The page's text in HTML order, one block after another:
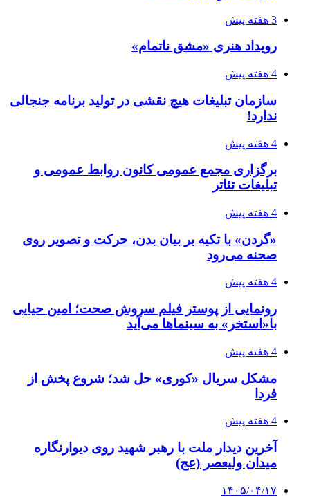
3 هفته پیش
رویداد هنری «مشق ناتمام»
4 هفته پیش
سازمان تبلیغات هیچ نقشی در تولید برنامه جنجالی
ندارد!
4 هفته پیش
برگزاری مجمع عمومی کانون روابط عمومی و
تبلیغات تئاتر
4 هفته پیش
«گردن» با تکیه بر بیان بدن، حرکت و تصویر روی
صحنه می‌رود
4 هفته پیش
رونمایی از پوستر فیلم سروش صحت؛ امین حیایی
با«استخر» به سینماها می‌آید
4 هفته پیش
مشکل سریال «کوری» حل شد؛ شروع پخش از
فردا
4 هفته پیش
آخرین دیدار ملت با رهبر شهید روی دیوارنگاره
میدان ولیعصر (عج)
۱۴۰۵/۰۴/۱۷